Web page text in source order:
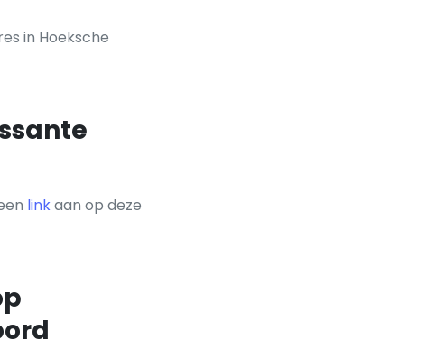
in Hoeksche
linkaan op deze